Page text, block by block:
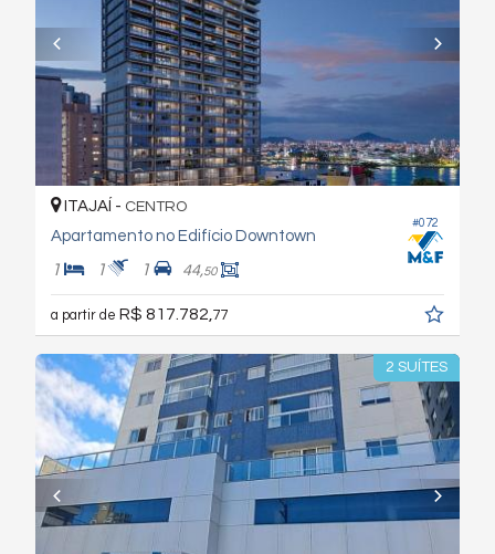
#072
ITAJAÍ - CENTRO
Apartamento no Edifício Downtown
1 1 1 44,50
a partir de R$ 817.782,77
2 SUÍTES